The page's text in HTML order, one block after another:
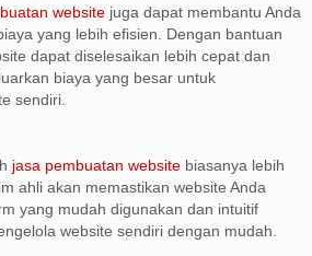
website juga dapat membantu Anda
yang lebih efisien. Dengan bantuan
dapat diselesaikan lebih cepat dan
biaya yang besar untuk
sendiri.
jasa pembuatan website biasanya lebih
ahli akan memastikan website Anda
yang mudah digunakan dan intuitif
website sendiri dengan mudah.